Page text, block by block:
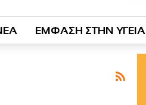
ΕΜΦΑΣΗ ΣΤΗΝ ΥΓΕΙΑ